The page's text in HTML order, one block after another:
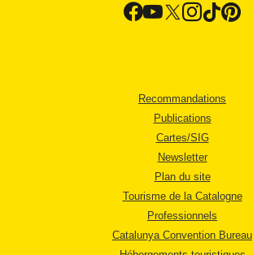
Recommandations
Publications
Cartes/SIG
Newsletter
Plan du site
Tourisme de la Catalogne
Professionnels
Catalunya Convention Bureau